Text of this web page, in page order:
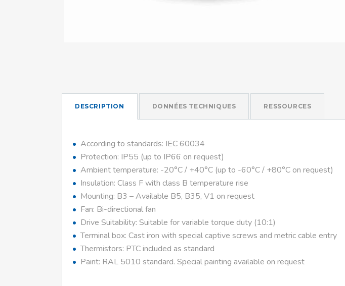
DESCRIPTION DONNÉES TECHNIQUES RESSOURCES
According to standards: IEC 60034
Protection: IP55 (up to IP66 on request)
Ambient temperature: -20°C / +40°C (up to -60°C / +80°C on request)
Insulation: Class F with class B temperature rise
Mounting: B3 – Available B5, B35, V1 on request
Fan: Bi-directional fan
Drive Suitability: Suitable for variable torque duty (10:1)
Terminal box: Cast iron with special captive screws and metric cable entry
Thermistors: PTC included as standard
Paint: RAL 5010 standard. Special painting available on request